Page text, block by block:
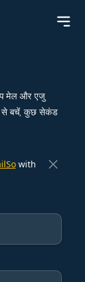
मेल और एजु
से बचें, कुछ सेकंड
with